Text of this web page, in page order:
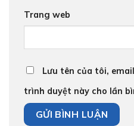
Trang web
Lưu tên của tôi,
trình duyệt này cho lần